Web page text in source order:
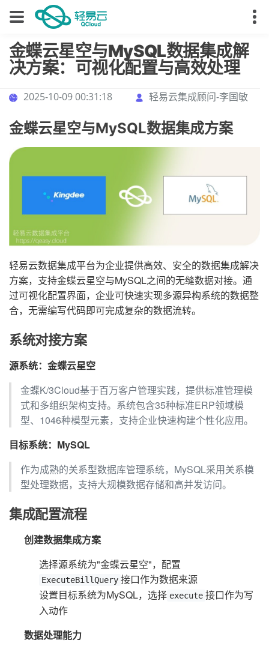
金蝶云星空与MySQL数据集成解
决方案：可视化配置与高效处理
2025-10-09 00:31:18 轻易云集成顾问-李国敏
金蝶云星空与MySQL数据集成方案
轻易云数据集成平台为企业提供高效、安全的数据集成解决
方案，支持金蝶云星空与MySQL之间的无缝数据对接。通
过可视化配置界面，企业可快速实现多源异构系统的数据整
合，无需编写代码即可完成复杂的数据流转。
系统对接方案
源系统：金蝶云星空
金蝶K/3Cloud基于百万客户管理实践，提供标准管理模
式和多组织架构支持。系统包含35种标准ERP领域模
型、1046种模型元素，支持企业快速构建个性化应用。
目标系统：MySQL
作为成熟的关系型数据库管理系统，MySQL采用关系模
型处理数据，支持大规模数据存储和高并发访问。
集成配置流程
创建数据集成方案
选择源系统为"金蝶云星空"，配置
ExecuteBillQuery 接口作为数据来源
设置目标系统为MySQL，选择 execute 接口作为写
入动作
数据处理能力